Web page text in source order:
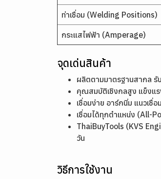
ท่าเชื่อม (Welding Positions)
กระแสไฟฟ้า (Amperage)
จุดเด่นสินค้า
ผลิตตามมาตรฐานสากล รั
คุณสมบัติเชิงกลสูง แข็งแ
เชื่อมง่าย อาร์กนิ่ม แนวเชื่
เชื่อมได้ทุกตำแหน่ง (All-
ThaiBuyTools (KVS
วัน
วิธีการใช้งาน